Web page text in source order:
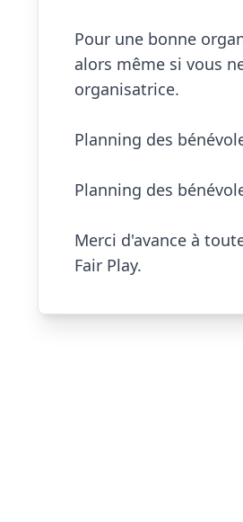
Pour une bonne
alors même si vous
organisatrice.
Planning des
Planning des
Merci d'avance à
Fair Play.